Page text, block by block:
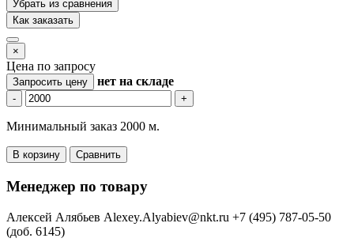
Убрать из сравнения
Как заказать
×
Цена по запросу
Запросить цену нет на складе
- +
Минимальный заказ 2000 м.
В корзину Сравнить
Менеджер по товару
Алексей Алябьев Alexey.Alyabiev@nkt.ru +7 (495) 787-05-50
(доб. 6145)